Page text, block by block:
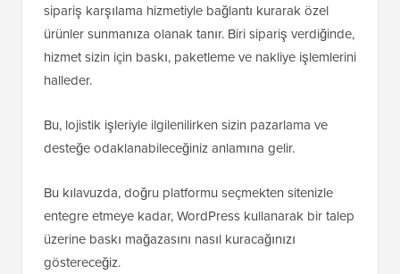
sipariş karşılama hizmetiyle bağlantı kurarak özel
ürünler sunmanıza olanak tanır. Biri sipariş verdiğinde,
hizmet sizin için baskı, paketleme ve nakliye işlemlerini
halleder.
Bu, lojistik işleriyle ilgilenilirken sizin pazarlama ve
desteğe odaklanabileceğiniz anlamına gelir.
Bu kılavuzda, doğru platformu seçmekten sitenizle
entegre etmeye kadar, WordPress kullanarak bir talep
üzerine baskı mağazasını nasıl kuracağınızı
göstereceğiz.